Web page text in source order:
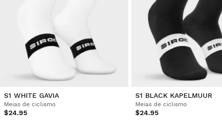
S1 WHITE GAVIA
Meias de ciclismo
$24.95
S1 BLACK KAPELMUUR
Meias de ciclismo
$24.95